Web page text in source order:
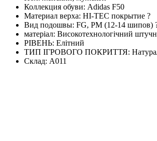
Коллекция обуви: Adidas F50
Материал верха: HI-TEC покрытие ?
Вид подошвы: FG, PM (12-14 шипов)
матеріал: Високотехнологічний
РІВЕНЬ: Елітний
ТИП ІГРОВОГО ПОКРИТТЯ:
Склад: А011